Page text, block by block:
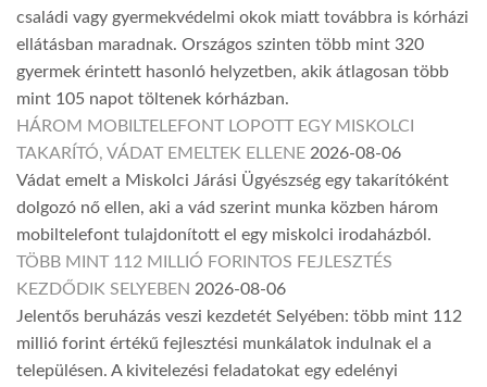
családi vagy gyermekvédelmi okok miatt továbbra is kórházi
ellátásban maradnak. Országos szinten több mint 320
gyermek érintett hasonló helyzetben, akik átlagosan több
mint 105 napot töltenek kórházban.
HÁROM MOBILTELEFONT LOPOTT EGY MISKOLCI
TAKARÍTÓ, VÁDAT EMELTEK ELLENE 2026-08-06
Vádat emelt a Miskolci Járási Ügyészség egy takarítóként
dolgozó nő ellen, aki a vád szerint munka közben három
mobiltelefont tulajdonított el egy miskolci irodaházból.
TÖBB MINT 112 MILLIÓ FORINTOS FEJLESZTÉS
KEZDŐDIK SELYEBEN 2026-08-06
Jelentős beruházás veszi kezdetét Selyében: több mint 112
millió forint értékű fejlesztési munkálatok indulnak el a
településen. A kivitelezési feladatokat egy edelényi